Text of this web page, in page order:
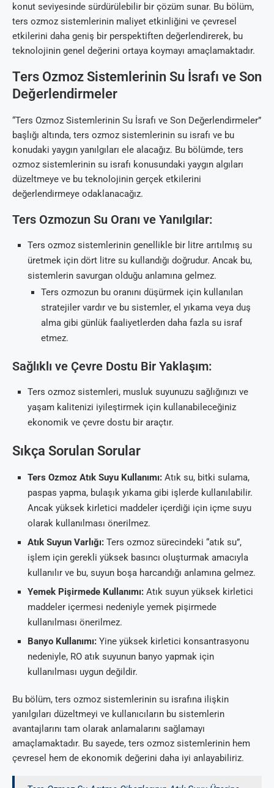
konut seviyesinde sürdürülebilir bir çözüm sunar. Bu bölüm,
ters ozmoz sistemlerinin maliyet etkinliğini ve çevresel
etkilerini daha geniş bir perspektiften değerlendirerek, bu
teknolojinin genel değerini ortaya koymayı amaçlamaktadır.
Ters Ozmoz Sistemlerinin Su İsrafı ve Son
Değerlendirmeler
“Ters Ozmoz Sistemlerinin Su İsrafı ve Son Değerlendirmeler”
başlığı altında, ters ozmoz sistemlerinin su israfı ve bu
konudaki yaygın yanılgıları ele alacağız. Bu bölümde, ters
ozmoz sistemlerinin su israfı konusundaki yaygın algıları
düzeltmeye ve bu teknolojinin gerçek etkilerini
değerlendirmeye odaklanacağız.
Ters Ozmozun Su Oranı ve Yanılgılar:
Ters ozmoz sistemlerinin genellikle bir litre arıtılmış su
üretmek için dört litre su kullandığı doğrudur. Ancak bu,
sistemlerin savurgan olduğu anlamına gelmez.
Ters ozmozun bu oranını düşürmek için kullanılan
stratejiler vardır ve bu sistemler, el yıkama veya duş
alma gibi günlük faaliyetlerden daha fazla su israf
etmez.
Sağlıklı ve Çevre Dostu Bir Yaklaşım:
Ters ozmoz sistemleri, musluk suyunuzu sağlığınızı ve
yaşam kalitenizi iyileştirmek için kullanabileceğiniz
ekonomik ve çevre dostu bir araçtır.
Sıkça Sorulan Sorular
Ters Ozmoz Atık Suyu Kullanımı: Atık su, bitki sulama,
paspas yapma, bulaşık yıkama gibi işlerde kullanılabilir.
Ancak yüksek kirletici maddeler içerdiği için içme suyu
olarak kullanılması önerilmez.
Atık Suyun Varlığı: Ters ozmoz sürecindeki “atık su”,
işlem için gerekli yüksek basıncı oluşturmak amacıyla
kullanılır ve bu, suyun boşa harcandığı anlamına gelmez.
Yemek Pişirmede Kullanımı: Atık suyun yüksek kirletici
maddeler içermesi nedeniyle yemek pişirmede
kullanılması önerilmez.
Banyo Kullanımı: Yine yüksek kirletici konsantrasyonu
nedeniyle, RO atık suyunun banyo yapmak için
kullanılması uygun değildir.
Bu bölüm, ters ozmoz sistemlerinin su israfına ilişkin
yanılgıları düzeltmeyi ve kullanıcıların bu sistemlerin
avantajlarını tam olarak anlamalarını sağlamayı
amaçlamaktadır. Bu sayede, ters ozmoz sistemlerinin hem
çevresel hem de ekonomik değerini daha iyi anlayabiliriz.